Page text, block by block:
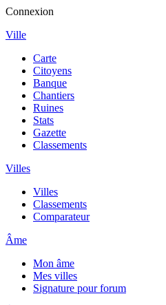
Connexion
Ville
Carte
Citoyens
Banque
Chantiers
Ruines
Stats
Gazette
Classements
Villes
Villes
Classements
Comparateur
Âme
Mon âme
Mes villes
Signature pour forum